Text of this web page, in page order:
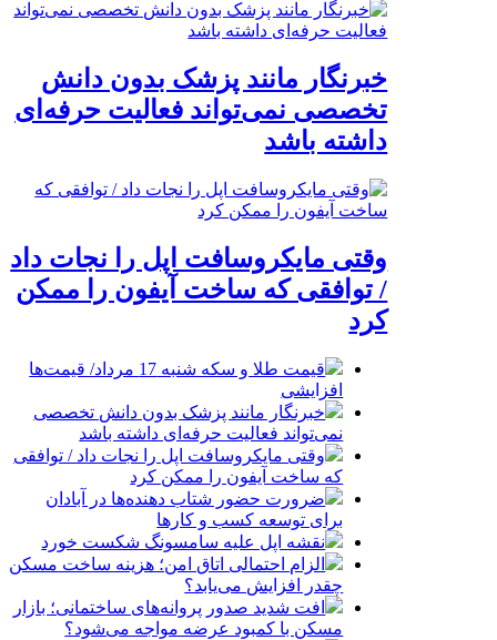
خبرنگار مانند پزشک بدون دانش
تخصصی نمی‌تواند فعالیت حرفه‌ای
داشته باشد
وقتی مایکروسافت اپل را نجات داد
/ توافقی که ساخت آیفون را ممکن
کرد
قیمت طلا و سکه شنبه 17 مرداد/ قیمت‌ها
افزایشی
خبرنگار مانند پزشک بدون دانش تخصصی
نمی‌تواند فعالیت حرفه‌ای داشته باشد
وقتی مایکروسافت اپل را نجات داد / توافقی
که ساخت آیفون را ممکن کرد
ضرورت حضور شتاب ‌دهنده‌ها در آبادان
برای توسعه کسب‌ و کارها
نقشه اپل علیه سامسونگ شکست خورد
الزام احتمالی اتاق امن؛ هزینه ساخت مسکن
چقدر افزایش می‌یابد؟
افت شدید صدور پروانه‌های ساختمانی؛ بازار
مسکن با کمبود عرضه مواجه می‌شود؟